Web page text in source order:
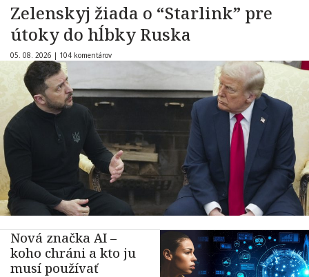
Zelenskyj žiada o “Starlink” pre
útoky do hĺbky Ruska
05. 08. 2026 | 104 komentárov
Nová značka AI –
koho chráni a kto ju
musí používať